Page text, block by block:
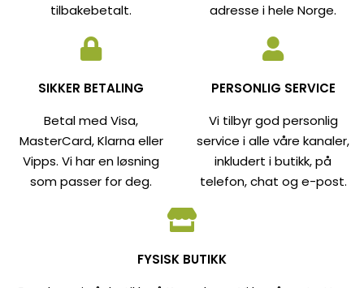
tilbakebetalt.
adresse i hele Norge.
SIKKER BETALING
Betal med Visa,
MasterCard, Klarna eller
Vipps. Vi har en løsning
som passer for deg.
PERSONLIG SERVICE
Vi tilbyr god personlig
service i alle våre kanaler,
inkludert i butikk, på
telefon, chat og e-post.
FYSISK BUTIKK